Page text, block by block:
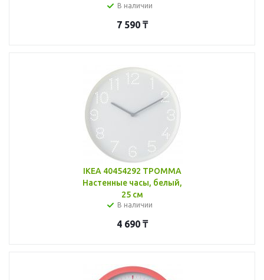
В наличии
7 590 ₸
IKEA 40454292 ТРОММА
Настенные часы, белый,
25 см
В наличии
4 690 ₸